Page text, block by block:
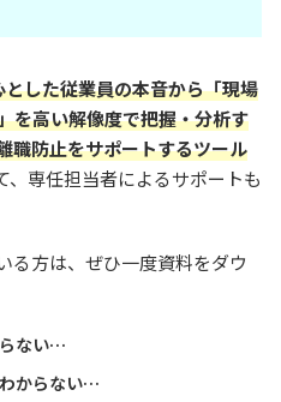
した従業員の本音から「現場
を高い解像度で把握・分析す
職防止をサポートするツール
、専任担当者によるサポートも
る方は、ぜひ一度資料をダウ
ない…
からない…